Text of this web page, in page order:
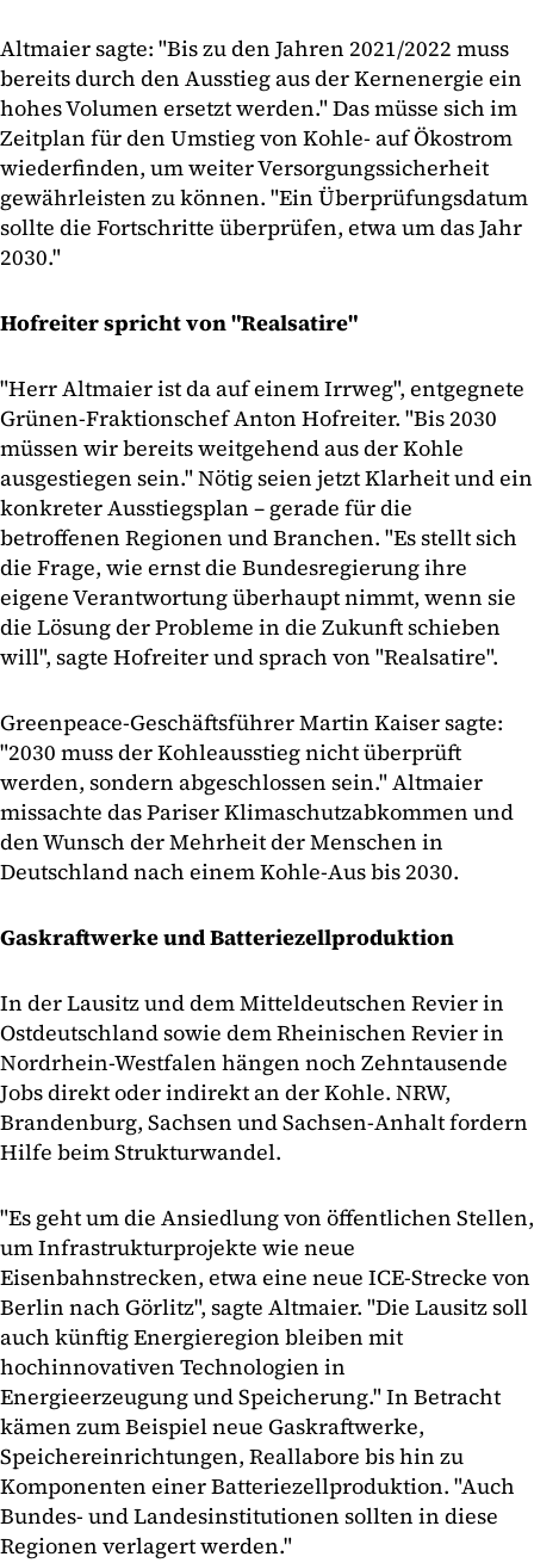
Altmaier sagte: "Bis zu den Jahren 2021/2022 muss
bereits durch den Ausstieg aus der Kernenergie ein
hohes Volumen ersetzt werden." Das müsse sich im
Zeitplan für den Umstieg von Kohle- auf Ökostrom
wiederfinden, um weiter Versorgungssicherheit
gewährleisten zu können. "Ein Überprüfungsdatum
sollte die Fortschritte überprüfen, etwa um das Jahr
2030."
Hofreiter spricht von "Realsatire"
"Herr Altmaier ist da auf einem Irrweg", entgegnete
Grünen-Fraktionschef Anton Hofreiter. "Bis 2030
müssen wir bereits weitgehend aus der Kohle
ausgestiegen sein." Nötig seien jetzt Klarheit und ein
konkreter Ausstiegsplan – gerade für die
betroffenen Regionen und Branchen. "Es stellt sich
die Frage, wie ernst die Bundesregierung ihre
eigene Verantwortung überhaupt nimmt, wenn sie
die Lösung der Probleme in die Zukunft schieben
will", sagte Hofreiter und sprach von "Realsatire".
Greenpeace-Geschäftsführer Martin Kaiser sagte:
"2030 muss der Kohleausstieg nicht überprüft
werden, sondern abgeschlossen sein." Altmaier
missachte das Pariser Klimaschutzabkommen und
den Wunsch der Mehrheit der Menschen in
Deutschland nach einem Kohle-Aus bis 2030.
Gaskraftwerke und Batteriezellproduktion
In der Lausitz und dem Mitteldeutschen Revier in
Ostdeutschland sowie dem Rheinischen Revier in
Nordrhein-Westfalen hängen noch Zehntausende
Jobs direkt oder indirekt an der Kohle. NRW,
Brandenburg, Sachsen und Sachsen-Anhalt fordern
Hilfe beim Strukturwandel.
"Es geht um die Ansiedlung von öffentlichen Stellen,
um Infrastrukturprojekte wie neue
Eisenbahnstrecken, etwa eine neue ICE-Strecke von
Berlin nach Görlitz", sagte Altmaier. "Die Lausitz soll
auch künftig Energieregion bleiben mit
hochinnovativen Technologien in
Energieerzeugung und Speicherung." In Betracht
kämen zum Beispiel neue Gaskraftwerke,
Speichereinrichtungen, Reallabore bis hin zu
Komponenten einer Batteriezellproduktion. "Auch
Bundes- und Landesinstitutionen sollten in diese
Regionen verlagert werden."